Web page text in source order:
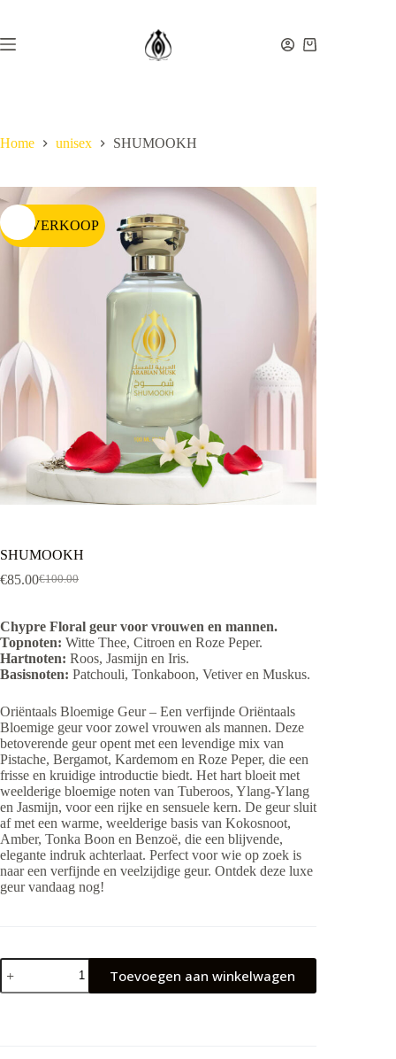
de
inhoud
Winkelwagen
Home unisex SHUMOOKH
UITVERKOOP
SHUMOOKH
€100.00
Oorspronkelijke
€100.00.
€85.00Huidige
€85.00.
Chypre Floral geur voor vrouwen en mannen.
Topnoten: Witte Thee, Citroen en Roze Peper.
Hartnoten: Roos, Jasmijn en Iris.
Basisnoten: Patchouli, Tonkaboon, Vetiver en Muskus.
Oriëntaals Bloemige Geur – Een verfijnde Oriëntaals
Bloemige geur voor zowel vrouwen als mannen. Deze
betoverende geur opent met een levendige mix van
Pistache, Bergamot, Kardemom en Roze Peper, die een
frisse en kruidige introductie biedt. Het hart bloeit met
weelderige bloemige noten van Tuberoos, Ylang-Ylang
en Jasmijn, voor een rijke en sensuele kern. De geur sluit
af met een warme, weelderige basis van Kokosnoot,
Amber, Tonka Boon en Benzoë, die een blijvende,
elegante indruk achterlaat. Perfect voor wie op zoek is
naar een verfijnde en veelzijdige geur. Ontdek deze luxe
geur vandaag nog!
SHUMOOKH
aantal
Toevoegen aan winkelwagen